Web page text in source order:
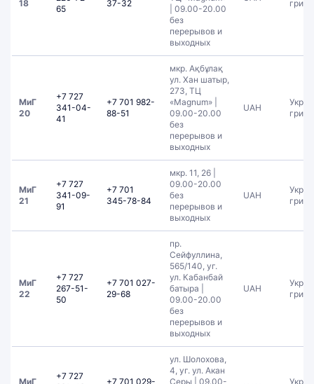
18
65
37-32
| 09.00-20.00
без
перерывов и
выходных
МиГ
20
+7 727
341-04-
41
+7 701 982-
88-51
мкр. Ақбұлақ
ул. Хан шатыр,
273, ТЦ
«Magnum» |
09.00-20.00
без
перерывов и
выходных
UAH
МиГ
21
+7 727
341-09-
91
+7 701
345-78-84
мкр. 11, 26 |
09.00-20.00
без
перерывов и
выходных
UAH
МиГ
22
+7 727
267-51-
50
+7 701 027-
29-68
пр.
Сейфуллина,
565/140, уг.
ул. Кабанбай
батыра |
09.00-20.00
без
перерывов и
выходных
UAH
МиГ
+7 727
+7 701 029-
ул. Шолохова,
4, уг. ул. Акан
Серы | 09.00-